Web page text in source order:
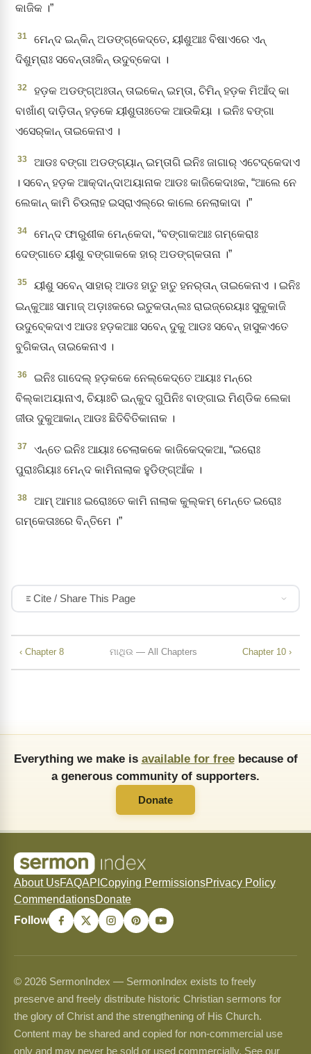
କାଜିକ ।”
31
ମେନ୍‌ଦ ଇନ୍‌କିନ୍‌ ଅଡଙ୍ଗ୍‌କେଦ୍‌ତେ, ୟୀଶୁଆଃ ବିଷାଏରେ ଏନ୍‌
ଦିଶୁମ୍‌ରାଃ ସବେନ୍‌ତାଃକିନ୍‌ ଉଦୁବ୍‌କେଦା ।
32
ହଡ଼କ ଅଡଙ୍ଗ୍‌ଅଃତାନ୍‌ ତାଇକେନ୍‌ ଇମ୍‌ତା, ଚିମିନ୍‌ ହଡ଼କ ମିଆଁଦ୍‌ କା
ବାଖାଁଣ୍‌ ଦାଡ଼ିତାନ୍‌ ହଡ଼କେ ୟୀଶୁତାଃତେକ ଆଉକିୟା । ଇନିଃ ବଙ୍ଗା
ଏସେର୍‌କାନ୍‌ ତାଇକେନାଏ ।
33
ଆଡଃ ବଙ୍ଗା ଅଡଙ୍ଗ୍‌ୟାନ୍‌ ଇମ୍‌ତାଗି ଇନିଃ ଜାଗାର୍‌ ଏଟେଦ୍‌କେଦାଏ
। ସବେନ୍‌ ହଡ଼କ ଆକ୍‌ଦାନ୍ଦାଅୟାନାକ ଆଡଃ କାଜିକେଦାଃକ, “ଆଲେ ନେ
ଲେକାନ୍‌ କାମି ଚିଉଲାହ ଇସ୍ରାଏଲ୍‌ରେ କାଲେ ନେଲାକାଦା ।”
34
ମେନ୍‌ଦ ଫାରୁଶୀକ ମେନ୍‌କେଦା, “ବଙ୍ଗାକଆଃ ଗମ୍‌କେରାଃ
ଦେଙ୍ଗାତେ ୟୀଶୁ ବଙ୍ଗାକକେ ହାର୍‌ ଅଡଙ୍ଗ୍‌କତାନା ।”
35
ୟୀଶୁ ସବେନ୍‌ ସାହାର୍‌ ଆଡଃ ହାତୁ ହାତୁ ହନର୍‌ତାନ୍‌ ତାଇକେନାଏ । ଇନିଃ
ଇନ୍‌କୁଆଃ ସାମାଜ୍‌ ଅଡ଼ାଃକରେ ଇତୁକତାନ୍‌ଲଃ ରାଇଜ୍‌ରେୟାଃ ସୁକୁକାଜି
ଉଦୁବ୍‍କେଦାଏ ଆଡଃ ହଡ଼କଆଃ ସବେନ୍‌ ଦୁକୁ ଆଡଃ ସବେନ୍‌ ହାସୁକଏତେ
ବୁଗିକତାନ୍‌ ତାଇକେନାଏ ।
36
ଇନିଃ ଗାଦେଲ୍‌ ହଡ଼କକେ ନେଲ୍‌କେଦ୍‌ତେ ଆୟାଃ ମନ୍‌ରେ
ବିଲ୍‌କାଅୟାନାଏ, ଚିୟାଃଚି ଇନ୍‌କୁଦ ଗୁପିନିଃ ବାଙ୍ଗାଇ ମିଣ୍ଡିକ ଲେକା
ଜୀଉ ଦୁକୁଆକାନ୍‌ ଆଡଃ ଛିତିବିତିକାନାକ ।
37
ଏନ୍ତେ ଇନିଃ ଆୟାଃ ଚେଲାକକେ କାଜିକେଦ୍‌କଆ, “ଇରୋଃ
ପୁରାଃଗିୟାଃ ମେନ୍‌ଦ କାମିନାଲାକ ହୁଡିଙ୍ଗ୍‌ଆଁକ ।
38
ଆମ୍‌ ଆମାଃ ଇରୋଃତେ କାମି ନାଲାକ କୁଲ୍‌କମ୍ ମେନ୍ତେ ଇରୋଃ
ଗମ୍‌କେତାଃରେ ବିନ୍ତିମେ ।”
Cite / Share This Page
‹ Chapter 8 ମାଥିଉ — All Chapters Chapter 10 ›
Everything we make is available for freebecause of
a generous community of supporters.
Donate
About UsFAQAPI Copying PermissionsPrivacy Policy
CommendationsDonate
Follow
© 2026 SermonIndex — SermonIndex exists to freely
preserve and freely distribute historic Christian sermons for
the glory of Christ and the strengthening of His Church.
Content may be shared and copied for non-commercial use
only and may never be sold or used commercially. See our